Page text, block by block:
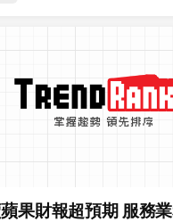
果財報超預期 服務